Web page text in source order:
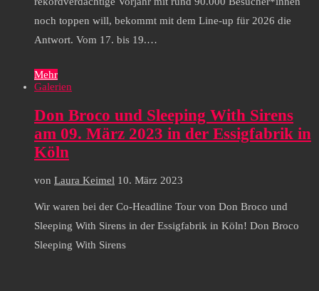
noch toppen will, bekommt mit dem Line-up für 2026 die
Antwort. Vom 17. bis 19.…
Mehr
Galerien
Don Broco und Sleeping With Sirens
am 09. März 2023 in der Essigfabrik in
Köln
von Laura Keimel 10. März 2023
Wir waren bei der Co-Headline Tour von Don Broco und
Sleeping With Sirens in der Essigfabrik in Köln! Don Broco
Sleeping With Sirens